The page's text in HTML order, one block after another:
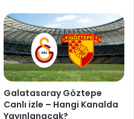
Galatasaray Göztepe
Canlı izle – Hangi Kanalda
Yayınlanacak?